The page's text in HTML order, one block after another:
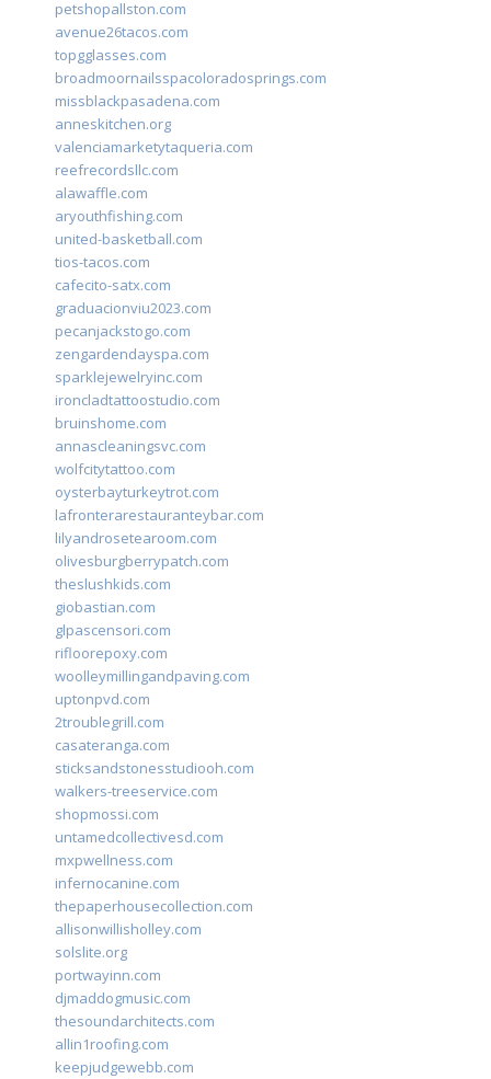
petshopallston.com
avenue26tacos.com
topgglasses.com
broadmoornailsspacoloradosprings.com
missblackpasadena.com
anneskitchen.org
valenciamarketytaqueria.com
reefrecordsllc.com
alawaffle.com
aryouthfishing.com
united-basketball.com
tios-tacos.com
cafecito-satx.com
graduacionviu2023.com
pecanjackstogo.com
zengardendayspa.com
sparklejewelryinc.com
ironcladtattoostudio.com
bruinshome.com
annascleaningsvc.com
wolfcitytattoo.com
oysterbayturkeytrot.com
lafronterarestauranteybar.com
lilyandrosetearoom.com
olivesburgberrypatch.com
theslushkids.com
giobastian.com
glpascensori.com
rifloorepoxy.com
woolleymillingandpaving.com
uptonpvd.com
2troublegrill.com
casateranga.com
sticksandstonesstudiooh.com
walkers-treeservice.com
shopmossi.com
untamedcollectivesd.com
mxpwellness.com
infernocanine.com
thepaperhousecollection.com
allisonwillisholley.com
solslite.org
portwayinn.com
djmaddogmusic.com
thesoundarchitects.com
allin1roofing.com
keepjudgewebb.com